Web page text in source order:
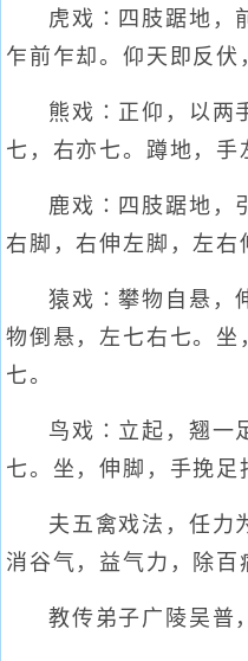
虎戏∶四肢踞地，
乍前乍却。仰天即反伏
熊戏∶正仰，以两
七，右亦七。蹲地，手
鹿戏∶四肢踞地，
右脚，右伸左脚，左右
猿戏∶攀物自悬，
物倒悬，左七右七。
七。
鸟戏∶立起，翘一
七。坐，伸脚，手挽足
夫五禽戏法，任力
消谷气，益气力，除百
教传弟子广陵吴普